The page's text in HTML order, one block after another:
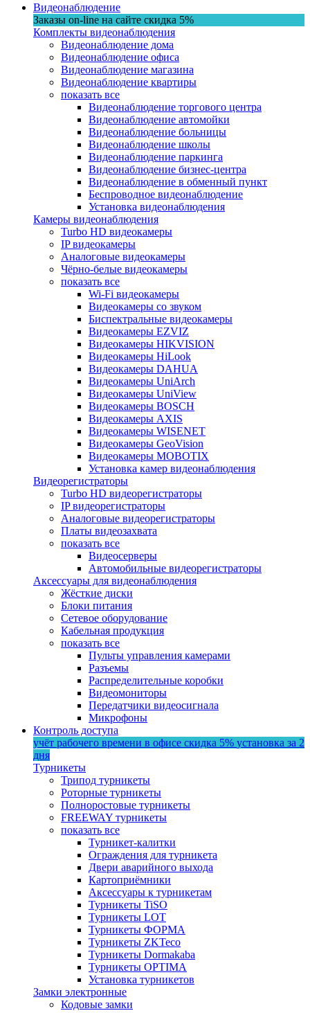
Видеонаблюдение
Заказы on-line на сaйте скидка 5%
Комплекты видеонаблюдения
Видеонаблюдение дома
Видеонаблюдение офиса
Видеонаблюдение магазина
Видеонаблюдение квартиры
показать все
Видеонаблюдение торгового центра
Видеонаблюдение автомойки
Видеонаблюдение больницы
Видеонаблюдение школы
Видеонаблюдение паркинга
Видеонаблюдение бизнес-центра
Видеонаблюдение в обменный пункт
Беспроводное видеонаблюдение
Установка видеонаблюдения
Камеры видеонаблюдения
Turbo HD видеокамеры
IP видеокамеры
Аналоговые видеокамеры
Чёрно-белые видеокамеры
показать все
Wi-Fi видеокамеры
Видеокамеры со звуком
Биспектральные видеокамеры
Видеокамеры EZVIZ
Видеокамеры HIKVISION
Видеокамеры HiLook
Видеокамеры DAHUA
Видеокамеры UniArch
Видеокамеры UniView
Видеокамеры BOSCH
Видеокамеры AXIS
Видеокамеры WISENET
Видеокамеры GeoVision
Видеокамеры MOBOTIX
Установка камер видеонаблюдения
Видеорегистраторы
Turbo HD видеорегистраторы
IP видеорегистраторы
Аналоговые видеорегистраторы
Платы видеозахвата
показать все
Видеосерверы
Автомобильные видеорегистраторы
Аксессуары для видеонаблюдения
Жёсткие диски
Блоки питания
Сетевое оборудование
Кабельная продукция
показать все
Пульты управления камерами
Разъемы
Распределительные коробки
Видеомониторы
Передатчики видеосигнала
Микрофоны
Контроль доступа
учёт рабочего времени в офисе скидка 5% установка за 2
дня
Турникеты
Трипод турникеты
Роторные турникеты
Полноростовые турникеты
FREEWAY турникеты
показать все
Турникет-калитки
Ограждения для турникета
Двери аварийного выхода
Картоприёмники
Аксессуары к турникетам
Турникеты TiSO
Турникеты LOT
Турникеты ФОРМА
Турникеты ZKTeco
Турникеты Dormakaba
Турникеты OPTIMA
Установка турникетов
Замки электронные
Кодовые замки